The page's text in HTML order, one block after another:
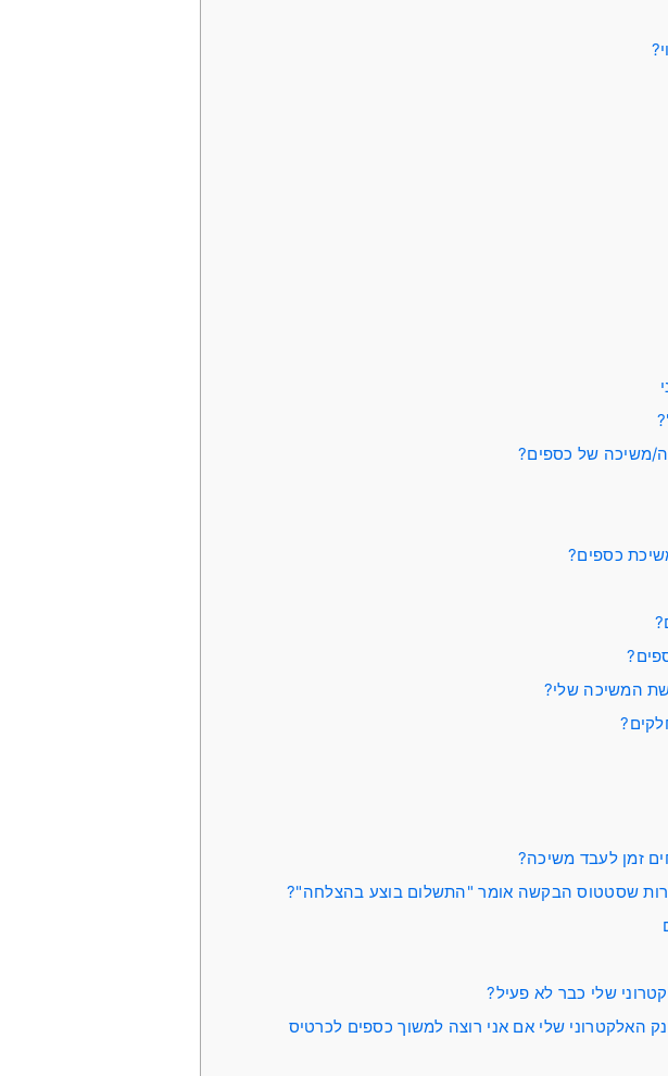
משיכה של כספים?
כספים?
המשיכה שלי?
זמן לעבד משיכה?
שסטטוס הבקשה אומר "התשלום בוצע בהצלחה"?
שלי כבר לא פעיל?
האלקטרוני שלי אם אני רוצה למשוך כספים לכרטיס